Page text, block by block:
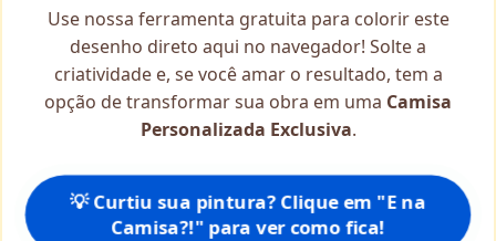
Use nossa ferramenta gratuita para colorir este
desenho direto aqui no navegador! Solte a
criatividade e, se você amar o resultado, tem a
opção de transformar sua obra em uma Camisa
Personalizada Exclusiva.
💡 Curtiu sua pintura? Clique em "E na
Camisa?!" para ver como fica!